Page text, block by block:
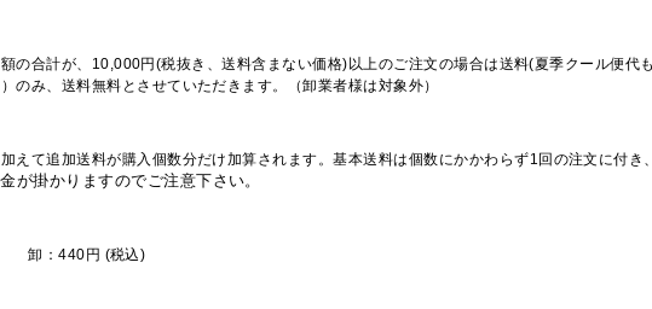
の合計が、10,000円(税抜き、送料含まない価格)以上のご注文の場合は送料(夏季クール便代
のみ、送料無料とさせていただきます。（卸業者様は対象外）
えて追加送料が購入個数分だけ加算されます。基本送料は個数にかかわらず1回の注文に付
が掛かりますのでご注意下さい。
：440円 (税込)